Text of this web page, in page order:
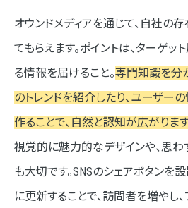
オウンドメディアを通じて、自社の
てもらえます。ポイントは、ターゲッ
る情報を届けること。専門知識を分
のトレンドを紹介したり、ユーザー
作ることで、自然と認知が広がります
視覚的に魅力的なデザインや、思わ
も大切です。SNSのシェアボタンを
に更新することで、訪問者を増やし